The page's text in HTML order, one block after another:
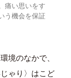
痛い思いをす
う機会を保証
境のなかで、
ゃり〉はこど